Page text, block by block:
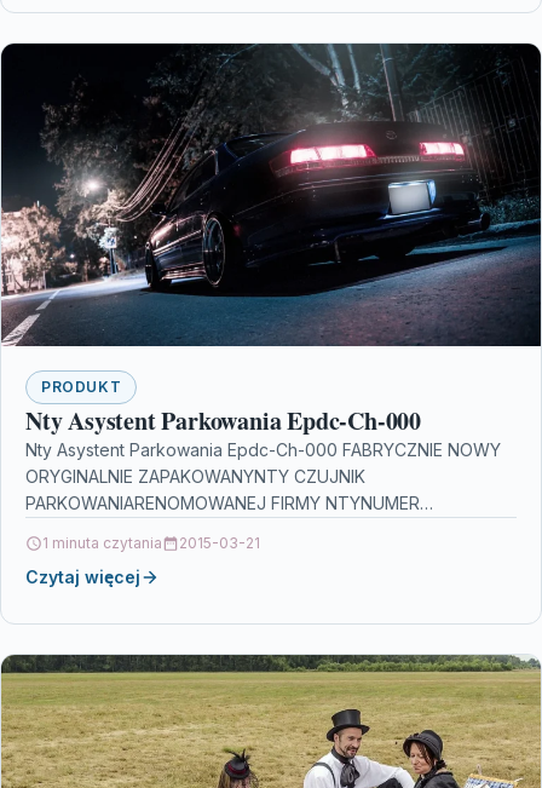
PRODUKT
Nty Asystent Parkowania Epdc-Ch-000
Nty Asystent Parkowania Epdc-Ch-000 FABRYCZNIE NOWY
ORYGINALNIE ZAPAKOWANYNTY CZUJNIK
PARKOWANIARENOMOWANEJ FIRMY NTYNUMER
CAPTIVA 2006-NUMERY OE:96673471ZASTOSOWANIE :
Czujniki parkowania co grozi za brak…
1 minuta czytania 2015-03-21
Czytaj więcej